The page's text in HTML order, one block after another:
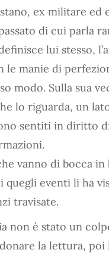
ex militare ed
di cui parla
lui stesso,
le manie di
modo. Sulla sua
lo riguarda, un
sentiti in diritto
vanno di bocca
quegli eventi li ha
travisate.
non è stato un
la lettura,